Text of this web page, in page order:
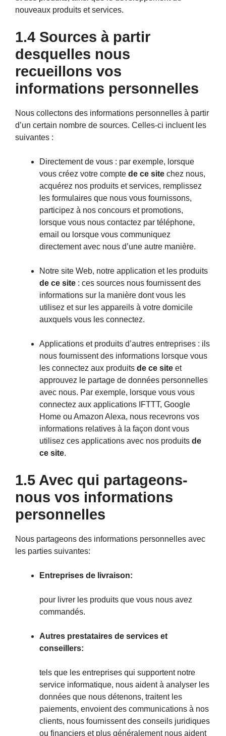
nouveaux produits et services.
1.4 Sources à partir
desquelles nous
recueillons vos
informations personnelles
Nous collectons des informations personnelles à partir
d’un certain nombre de sources. Celles-ci incluent les
suivantes :
Directement de vous : par exemple, lorsque
vous créez votre compte de ce site chez nous,
acquérez nos produits et services, remplissez
les formulaires que nous vous fournissons,
participez à nos concours et promotions,
lorsque vous nous contactez par téléphone,
email ou lorsque vous communiquez
directement avec nous d’une autre manière.
Notre site Web, notre application et les produits
de ce site : ces sources nous fournissent des
informations sur la manière dont vous les
utilisez et sur les appareils à votre domicile
auxquels vous les connectez.
Applications et produits d’autres entreprises : ils
nous fournissent des informations lorsque vous
les connectez aux produits de ce site et
approuvez le partage de données personnelles
avec nous. Par exemple, lorsque vous vous
connectez aux applications IFTTT, Google
Home ou Amazon Alexa, nous recevrons vos
informations relatives à la façon dont vous
utilisez ces applications avec nos produits de
ce site.
1.5 Avec qui partageons-
nous vos informations
personnelles
Nous partageons des informations personnelles avec
les parties suivantes:
Entreprises de livraison:
pour livrer les produits que vous nous avez
commandés.
Autres prestataires de services et
conseillers:
tels que les entreprises qui supportent notre
service informatique, nous aident à analyser les
données que nous détenons, traitent les
paiements, envoient des communications à nos
clients, nous fournissent des conseils juridiques
ou financiers et plus généralement nous aident